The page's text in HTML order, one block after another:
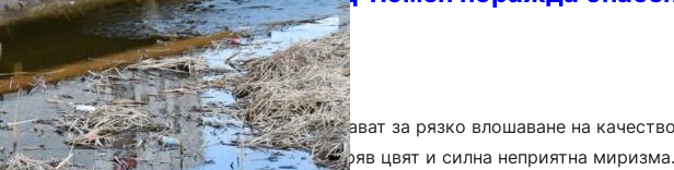
общественото здраве
Мнения–27.07.2026
Жителите на руския град Тюмен съобщават за рязко влошаване на
чешмяната вода, която е придобила кафяв цвят и силна неприятна